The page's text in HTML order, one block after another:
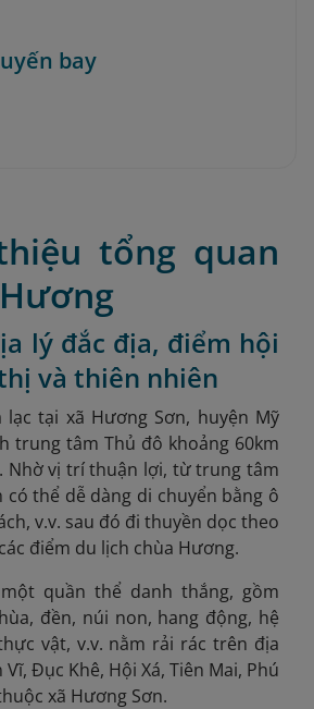
bay
tổng quan
lý đắc địa, điểm hội
và thiên nhiên
lạc tại xã Hương Sơn, huyện Mỹ
trung tâm Thủ đô khoảng 60km
Nhờ vị trí thuận lợi, từ trung tâm
có thể dễ dàng di chuyển bằng ô
v.v. sau đó đi thuyền dọc theo
điểm du lịch chùa Hương.
quần thể danh thắng, gồm
đền, núi non, hang động, hệ
vật, v.v. nằm rải rác trên địa
Đục Khê, Hội Xá, Tiên Mai, Phú
xã Hương Sơn.